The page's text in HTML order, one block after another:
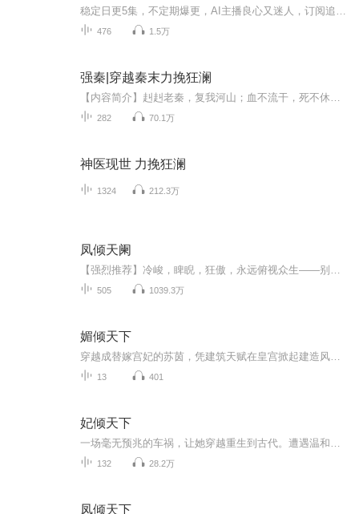
476 1.5万
强秦|穿越秦末力挽狂澜
282 70.1万
神医现世 力挽狂澜
1324 212.3万
凤倾天阑
505 1039.3万
媚倾天下
13 401
妃倾天下
132 28.2万
凤倾天下